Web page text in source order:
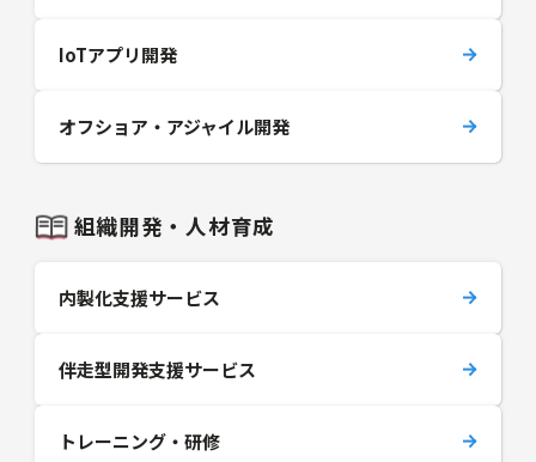
IoTアプリ開発
オフショア・アジャイル開発
組織開発・人材育成
内製化支援サービス
伴走型開発支援サービス
トレーニング・研修